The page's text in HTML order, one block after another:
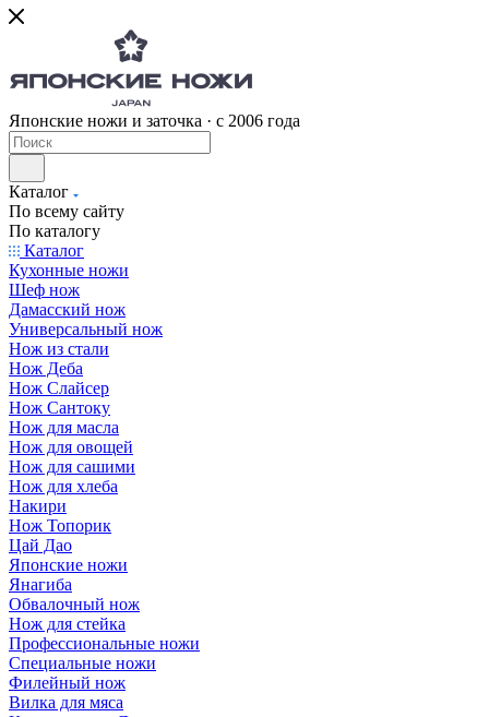
Японские ножи и заточка · с 2006 года
Каталог
По всему сайту
По каталогу
Каталог
Кухонные ножи
Шеф нож
Дамасский нож
Универсальный нож
Нож из стали
Нож Деба
Нож Слайсер
Нож Сантоку
Нож для масла
Нож для овощей
Нож для сашими
Нож для хлеба
Накири
Нож Топорик
Цай Дао
Японские ножи
Янагиба
Обвалочный нож
Нож для стейка
Профессиональные ножи
Специальные ножи
Филейный нож
Вилка для мяса